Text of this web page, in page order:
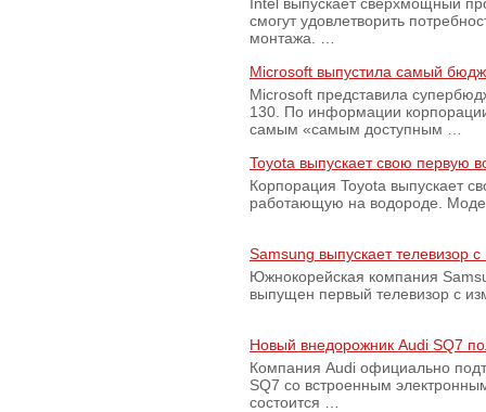
смогут удовлетворить
монтажа. …
Microsoft выпустила самый
Microsoft представила
130. По информации
самым «самым доступным …
Toyota выпускает свою первую
Корпорация Toyota выпускает
работающую на водороде.
Samsung выпускает телевизор
Южнокорейская компания
выпущен первый телевизор с
Новый внедорожник Audi SQ7
Компания Audi официально
SQ7 со встроенным
состоится …